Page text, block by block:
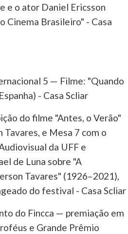
e o ator Daniel Ericsson
Cinema Brasileiro" - Casa
5 — Filme: "Quando
- Casa Scliar
do filme "Antes, o Verão"
Tavares, e Mesa 7 com o
da UFF e
de Luna sobre "A
Tavares" (1926–2021),
do festival - Casa Scliar
do Fincca — premiação em
e Grande Prêmio